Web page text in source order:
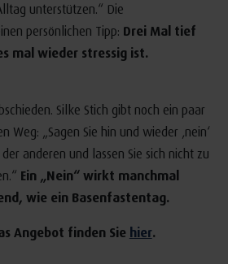
unterstützen.“ Die
persönlichen Tipp: Drei Mal tief
mal wieder stressig ist.
Silke Stich gibt noch ein paar
Weg: „Sagen Sie hin und wieder ‚nein‘
anderen und lassen Sie sich nicht zu
Ein „Nein“ wirkt manchmal
wie ein Basenfastentag.
Angebot finden Sie hier.